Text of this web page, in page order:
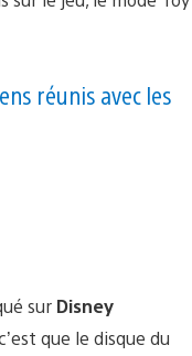
réunis avec les
sur Disney
que le disque du